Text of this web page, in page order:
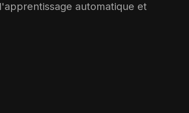
automatique et